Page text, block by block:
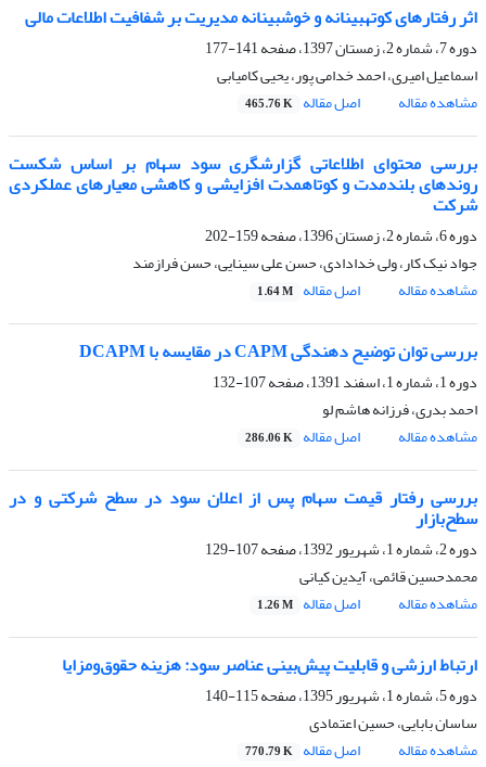
اثر رفتارهای کوته‎بینانه و خوش‎بینانه مدیریت بر شفافیت اطلاعات مالی
دوره 7، شماره 2، زمستان 1397، صفحه
141-177
اسماعیل امیری، احمد خدامی پور، یحیی کامیابی
مشاهده مقاله
اصل مقاله 465.76 K
بررسی محتوای اطلاعاتی گزارشگری سود سهام بر اساس شکست
روندهای بلندمدت و کوتاه‎مدت افزایشی و کاهشی معیارهای عملکردی
شرکت
دوره 6، شماره 2، زمستان 1396، صفحه
159-202
جواد نیک کار، ولی خدادادی، حسن علی سینایی، حسن فرازمند
مشاهده مقاله
اصل مقاله 1.64 M
بررسی توان توضیح دهندگی CAPM در مقایسه با DCAPM
دوره 1، شماره 1، اسفند 1391، صفحه
107-132
احمد بدری، فرزانه هاشم لو
مشاهده مقاله
اصل مقاله 286.06 K
بررسی رفتار قیمت سهام پس از اعلان سود در سطح شرکتی و در
سطح‌بازار
دوره 2، شماره 1، شهریور 1392، صفحه
107-129
محمدحسین قائمی، آیدین کیانی
مشاهده مقاله
اصل مقاله 1.26 M
ارتباط ارزشی و قابلیت پیش‌بینی عناصر سود: هزینه حقوق‌و‌مزایا
دوره 5، شماره 1، شهریور 1395، صفحه
115-140
ساسان بابایی، حسین اعتمادی
مشاهده مقاله
اصل مقاله 770.79 K